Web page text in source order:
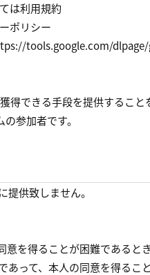
は利用規約
ポリシー
tools.google.com/
得できる手段を提供すること
参加者です。
供致しません。
を得ることが困難であるとき
って、本人の同意を得るこ